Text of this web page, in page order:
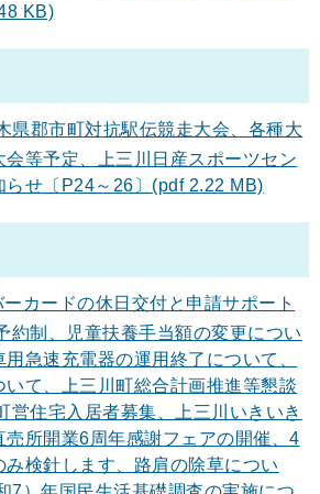
KB)
県郡市町対抗駅伝競走大会、各種大
会等予定、上三川日産スポーツセン
らせ〔P24～26〕(pdf 2.22 MB)
カードの休日交付と申請サポート
制、児童扶養手当額の変更につい
急速充電器の運用終了について、
いて、上三川町総合計画推進等懇談
営住宅入居者募集、上三川いきいき
売所開業6周年感謝フェアの開催、4
み検針します、路肩の除草につい